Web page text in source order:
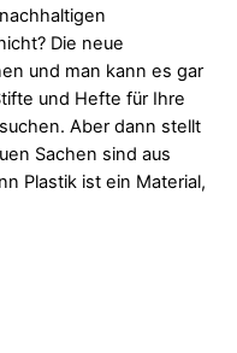
Die neue
und man kann es gar
und Hefte für Ihre
Aber dann stellt
Sachen sind aus
Plastik ist ein Material,